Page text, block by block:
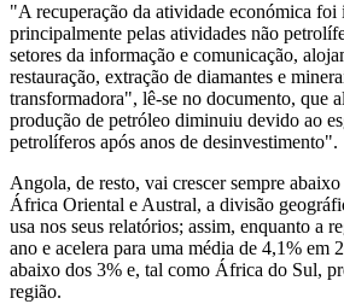
"A recuperação da atividade económica foi
principalmente pelas atividades não
setores da informação e comunicação,
restauração, extração de diamantes e
transformadora", lê-se no documento, que
produção de petróleo diminuiu devido ao
petrolíferos após anos de desinvestimento".
Angola, de resto, vai crescer sempre
África Oriental e Austral, a divisão
usa nos seus relatórios; assim, enquanto a
ano e acelera para uma média de 4,1% em
abaixo dos 3% e, tal como África do Sul,
região.